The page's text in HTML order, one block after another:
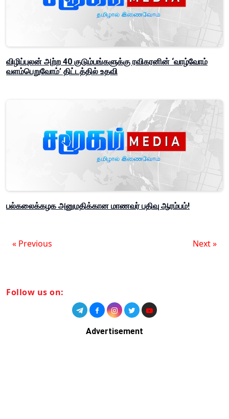
விழிப்புலன் அற்ற 40 குடும்பங்களுக்கு ரவிகரனின் ‘வாழ்வோம்
வளம்பெறுவோம்’ திட்டத்தில் உதவி
பல்கலைக்கழக அனுமதிக்கான மாணவர் பதிவு ஆரம்பம்!
« Previous Next »
Follow us on:
Advertisement